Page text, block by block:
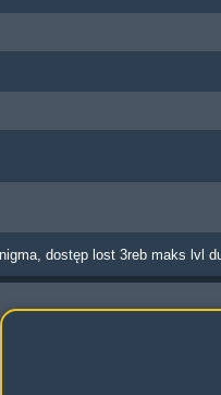
dostęp lost 3reb maks lvl